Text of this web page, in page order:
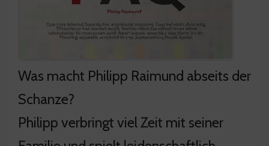
Was macht Philipp Raimund abseits der
Schanze?
Philipp verbringt viel Zeit mit seiner